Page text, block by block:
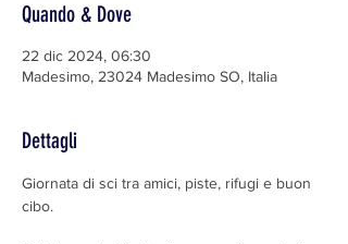
Quando & Dove
22 dic 2024, 06:30
Madesimo, 23024 Madesimo SO, Italia
Dettagli
Giornata di sci tra amici, piste, rifugi e buon
cibo.